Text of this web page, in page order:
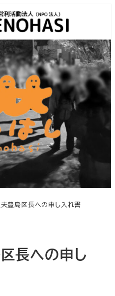
豊島区長への申し入れ書
長への申し